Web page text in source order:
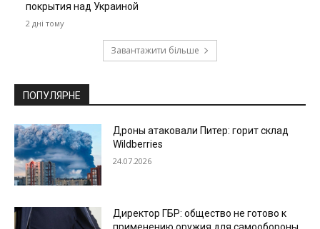
покрытия над Украиной
2 дні тому
Завантажити більше
ПОПУЛЯРНЕ
Дроны атаковали Питер: горит склад
Wildberries
24.07.2026
Директор ГБР: общество не готово к
применению оружия для самообороны